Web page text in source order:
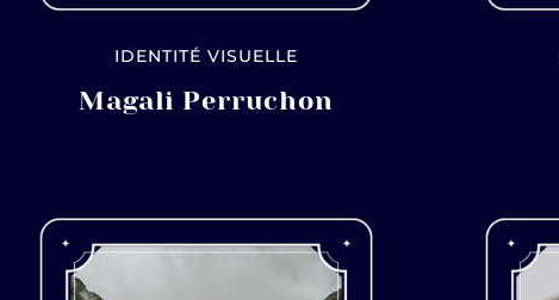
IDENTITÉ VISUELLE
Magali Perruchon